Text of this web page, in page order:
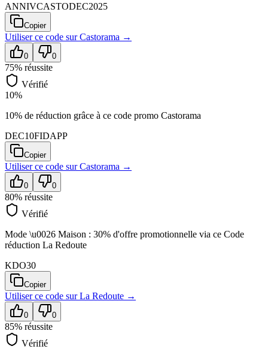
ANNIVCASTODEC2025
Copier
Utiliser ce code surCastorama →
0 0
75% réussite
Vérifié
10%
10% de réduction grâce à ce code promo Castorama
DEC10FIDAPP
Copier
Utiliser ce code surCastorama →
0 0
80% réussite
Vérifié
Mode \u0026 Maison : 30% d'offre promotionnelle via ce Code
réduction La Redoute
KDO30
Copier
Utiliser ce code surLa Redoute →
0 0
85% réussite
Vérifié